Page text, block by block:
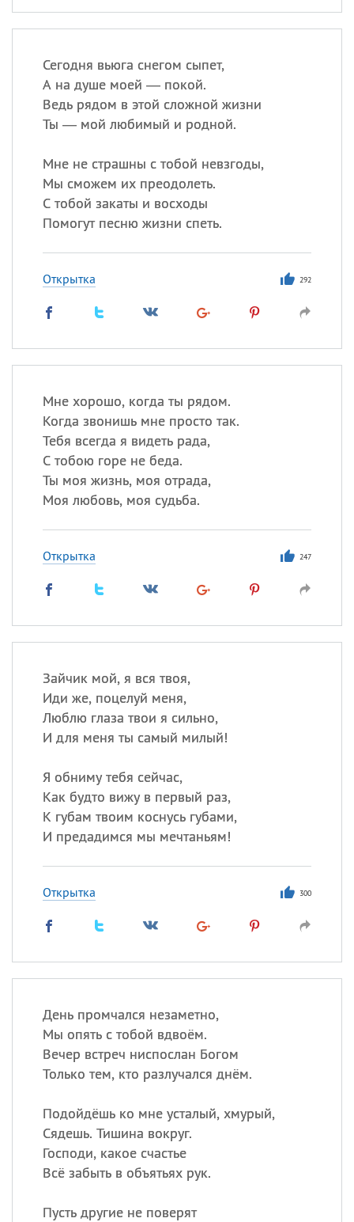
Сегодня вьюга снегом сыпет,
А на душе моей — покой.
Ведь рядом в этой сложной жизни
Ты — мой любимый и родной.
Мне не страшны с тобой невзгоды,
Мы сможем их преодолеть.
С тобой закаты и восходы
Помогут песню жизни спеть.
Открытка 292
Мне хорошо, когда ты рядом.
Когда звонишь мне просто так.
Тебя всегда я видеть рада,
С тобою горе не беда.
Ты моя жизнь, моя отрада,
Моя любовь, моя судьба.
Открытка 247
Зайчик мой, я вся твоя,
Иди же, поцелуй меня,
Люблю глаза твои я сильно,
И для меня ты самый милый!
Я обниму тебя сейчас,
Как будто вижу в первый раз,
К губам твоим коснусь губами,
И предадимся мы мечтаньям!
Открытка 300
День промчался незаметно,
Мы опять с тобой вдвоём.
Вечер встреч ниспослан Богом
Только тем, кто разлучался днём.
Подойдёшь ко мне усталый, хмурый,
Сядешь. Тишина вокруг.
Господи, какое счастье
Всё забыть в объятьях рук.
Пусть другие не поверят